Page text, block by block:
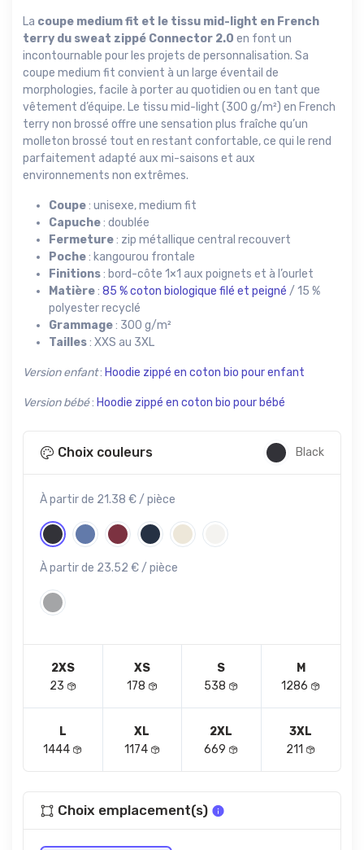
La coupe medium fit et le tissu mid-light en French
terry du sweat zippé Connector 2.0 en font un
incontournable pour les projets de personnalisation. Sa
coupe medium fit convient à un large éventail de
morphologies, facile à porter au quotidien ou en tant que
vêtement d’équipe. Le tissu mid-light (300 g/m²) en French
terry non brossé offre une sensation plus fraîche qu’un
molleton brossé tout en restant confortable, ce qui le rend
parfaitement adapté aux mi-saisons et aux
environnements non extrêmes.
Coupe: unisexe, medium fit
Capuche: doublée
Fermeture: zip métallique central recouvert
Poche: kangourou frontale
Finitions: bord-côte 1×1 aux poignets et à l’ourlet
Matière: 85 % coton biologique filé et peigné / 15 %
polyester recyclé
Grammage: 300 g/m²
Tailles: XXS au 3XL
Version enfant: Hoodie zippé en coton bio pour enfant
Version bébé: Hoodie zippé en coton bio pour bébé
Choix couleurs Black
À partir de 21.38 € / pièce
À partir de 23.52 € / pièce
2XS
23
XS
178
S
538
M
1286
L
1444
XL
1174
2XL
669
3XL
211
Choix emplacement(s)